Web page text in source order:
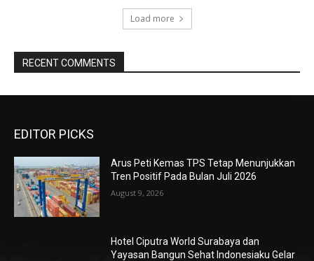
Load more
RECENT COMMENTS
EDITOR PICKS
Arus Peti Kemas TPS Tetap Menunjukkan
Tren Positif Pada Bulan Juli 2026
August 9, 2026
Hotel Ciputra World Surabaya dan
Yayasan Bangun Sehat Indonesiaku Gelar